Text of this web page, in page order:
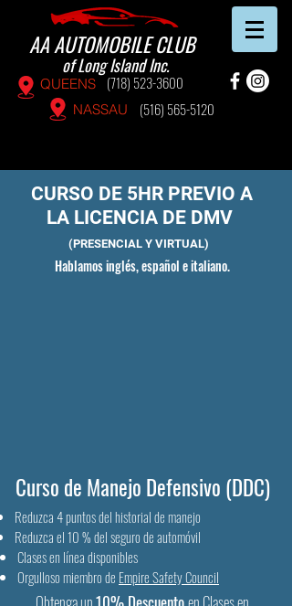
AA AUTOMOBILE CLUB
of Long Island Inc.
QUEENS (718) 523-3600
NASSAU (516) 565-5120
CURSO DE 5HR PREVIO A
LA LICENCIA DE DMV
(PRESENCIAL Y VIRTUAL)
Hablamos inglés, español e italiano.
Curso de Manejo Defensivo (DDC)
Reduzca 4 puntos del historial de manejo
Reduzca el 10 % del seguro de automóvil
Clases en línea disponibles
Orgulloso miembro de Empire Safety Council